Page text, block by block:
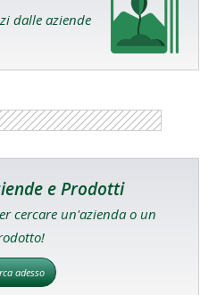
dalle aziende
e Prodotti
cercare un'azienda o un
adesso